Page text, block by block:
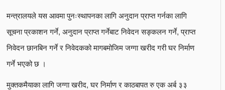
मन्त्रालयले यस आवमा पुनःस्थापनका लागि अनुदान प्राप्त गर्नका लागि
सूचना प्रकाशन गर्ने, अनुदान प्राप्त गर्नेबाट निवेदन सङ्कलन गर्ने, प्राप्त
निवेदन छानबिन गर्ने र निवेदकको मागबमोजिम जग्गा खरीद गरी घर निर्माण
गर्ने भएको छ ।
मुक्तकमैयाका लागि जग्गा खरीद, घर निर्माण र काठबापत रु एक अर्ब ३३